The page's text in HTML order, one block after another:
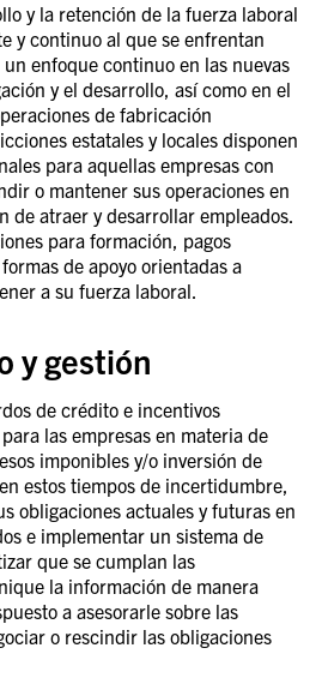
y la retención de la fuerza laboral
y continuo al que se enfrentan
enfoque continuo en las nuevas
y el desarrollo, así como en el
de fabricación
estatales y locales disponen
para aquellas empresas con
o mantener sus operaciones en
de atraer y desarrollar empleados.
para formación, pagos
de apoyo orientadas a
a su fuerza laboral.
y gestión
de crédito e incentivos
las empresas en materia de
imponibles y/o inversión de
estos tiempos de incertidumbre,
obligaciones actuales y futuras en
e implementar un sistema de
que se cumplan las
la información de manera
a asesorarle sobre las
o rescindir las obligaciones